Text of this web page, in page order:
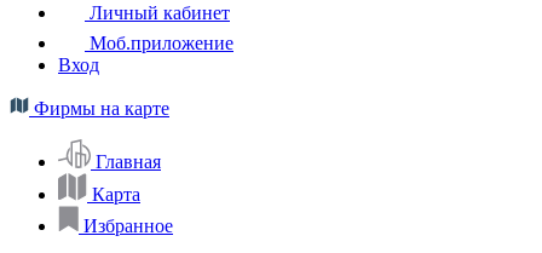
Личный кабинет
Моб.приложение
Вход
Фирмы на карте
Главная
Карта
Избранное